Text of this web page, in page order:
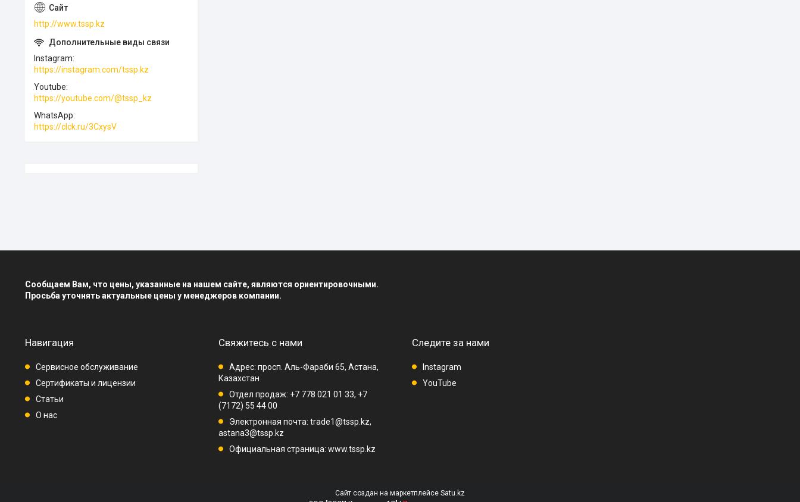
http://www.tssp.kz
Instagram
https://instagram.com/tssp.kz
Youtube
https://youtube.com/@tssp_kz
WhatsApp
https://clck.ru/3CxysV
Сообщаем Вам, что цены, указанные на нашем сайте, являются ориентировочными.
Просьба уточнять актуальные цены у менеджеров компании.
Навигация
Сервисное обслуживание
Сертификаты и лицензии
Статьи
О нас
Свяжитесь с нами
Адрес: просп. Аль-Фараби 65, Астана,
Казахстан
Отдел продаж: +7 778 021 01 33, +7
(7172) 55 44 00
Электронная почта: trade1@tssp.kz,
astana3@tssp.kz
Официальная страница: www.tssp.kz
Следите за нами
Instagram
YouTube
Сайт создан на маркетплейсе Satu.kz